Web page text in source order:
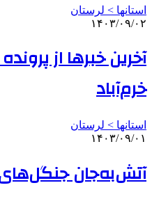
استانها > لرستان
۱۴۰۳/۰۹/۰۲
آخرین خبرها از
خرم‌آباد
استانها > لرستان
۱۴۰۳/۰۹/۰۱
آتش‌به‌جان